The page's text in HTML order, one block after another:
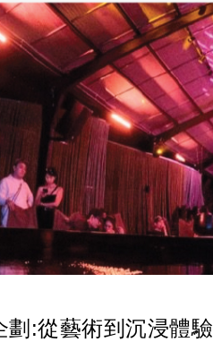
劃:從藝術到沉浸體驗